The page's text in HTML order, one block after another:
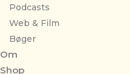
Podcasts
Web & Film
Bøger
Om
Shop